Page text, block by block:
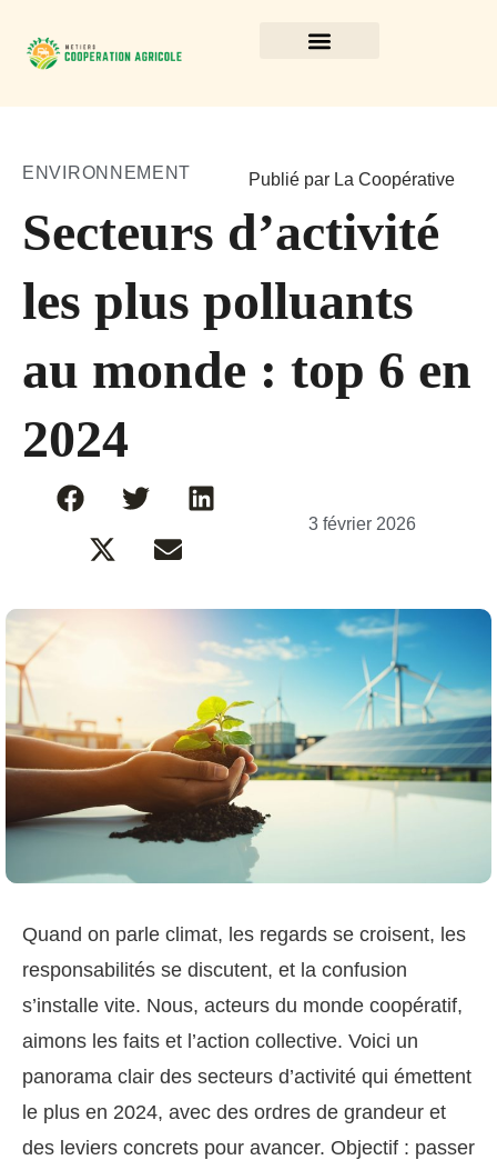
ENVIRONNEMENT Publié par La Coopérative
Secteurs d’activité
les plus polluants
au monde : top 6 en
2024
3 février 2026
Quand on parle climat, les regards se croisent, les
responsabilités se discutent, et la confusion
s’installe vite. Nous, acteurs du monde coopératif,
aimons les faits et l’action collective. Voici un
panorama clair des secteurs d’activité qui émettent
le plus en 2024, avec des ordres de grandeur et
des leviers concrets pour avancer. Objectif : passer